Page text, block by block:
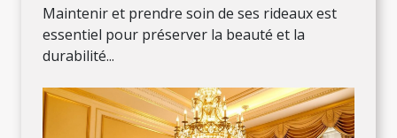
rideaux
Maintenir et prendre soin de ses rideaux est
essentiel pour préserver la beauté et la
durabilité...